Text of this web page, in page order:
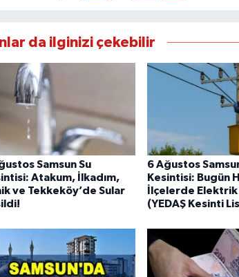
da ilginizi çekebilir
Samsun Su
Atakum, İlkadım,
ve Tekkeköy’de Sular
6 Ağustos
Kesintisi: Bugün
İlçelerde
(YEDAŞ Kesinti